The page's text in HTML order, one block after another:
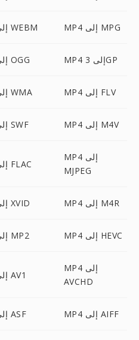
MP4 إلى WEBM MP4 إلى MPG
MP4 إلى OGG MP4 إلى 3GP
MP4 إلى WMA MP4 إلى FLV
MP4 إلى SWF MP4 إلى M4V
MP4 إلى FLAC
MP4 إلى
MJPEG
MP4 إلى XVID MP4 إلى M4R
MP4 إلى MP2 MP4 إلى HEVC
MP4 إلى AV1
MP4 إلى
AVCHD
MP4 إلى ASF MP4 إلى AIFF